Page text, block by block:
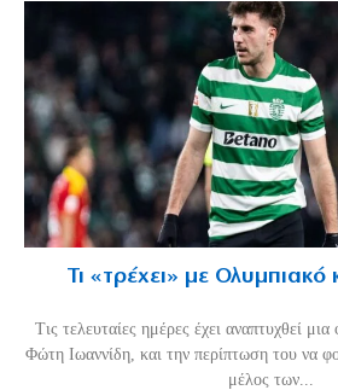
Τι «τρέχει» με Ολυμπιακό
Τις τελευταίες ημέρες έχει αναπτυχθεί
Φώτη Ιωαννίδη, και την περίπτωση του να
μέλος των...